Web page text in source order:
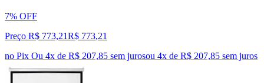
7% OFF
Preço R$ 773,21R$ 773,21
no Pix Ou 4x de R$ 207,85 sem jurosou 4x de R$ 207,85 sem juros